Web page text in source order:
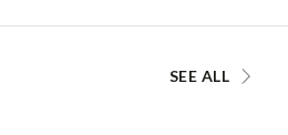
SEE ALL